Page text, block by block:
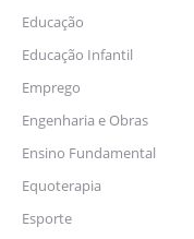
Educação
Educação Infantil
Emprego
Engenharia e Obras
Ensino Fundamental
Equoterapia
Esporte